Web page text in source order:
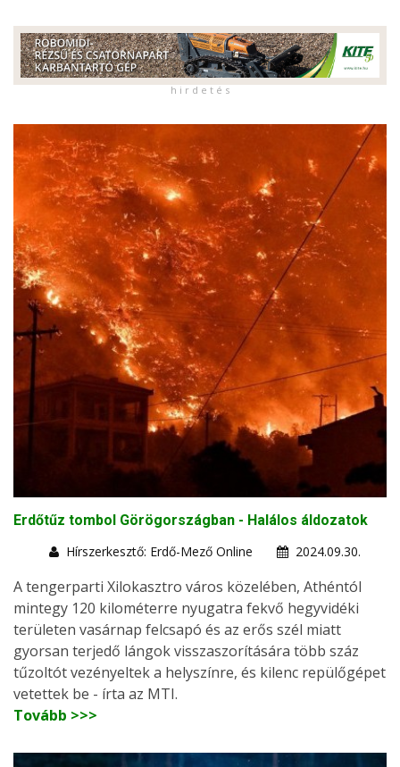
h i r d e t é s
Erdőtűz tombol Görögországban - Halálos áldozatok
Hírszerkesztő: Erdő-Mező Online
2024.09.30.
A tengerparti Xilokasztro város közelében, Athéntól
mintegy 120 kilométerre nyugatra fekvő hegyvidéki
területen vasárnap felcsapó és az erős szél miatt
gyorsan terjedő lángok visszaszorítására több száz
tűzoltót vezényeltek a helyszínre, és kilenc repülőgépet
vetettek be - írta az MTI.
Tovább >>>